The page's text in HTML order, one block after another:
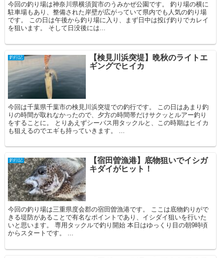
今回の釣り場は神奈川県横須賀市のうみかぜ公園です。 釣り場の横に
駐車場もあり、整備された岸壁が広がっていて県内でも人気の釣り場
です。 この日は午後から釣り場に入り、まず日中は投げ釣りでカレイ
を狙います。 そして日没後には...
釣行記
【検見川浜突堤】晩秋のライトエ
ギングでヒイカ
今回は千葉県千葉市の検見川浜突堤での釣行です。 この日はあまり釣
りの時間が取れなかったので、夕方の時間帯だけサクッとルアー釣り
をすることに。 とりあえずシーバス用タックルと、この時期はヒイカ
も狙えるのでエギも持っていきます。 ...
釣行記
【宿田曽漁港】底物狙いでイシガ
キダイがヒット！
今回の釣り場は三重県度会郡の宿田曽漁港です。 ここは底物釣りがで
きる堤防があることで有名なポイントであり、イシダイ狙いを行いた
いと思います。 専用タックルで釣り開始 本日はゆっくり目の朝9時頃
からスタートです。 ...